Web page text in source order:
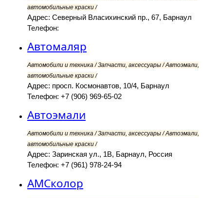
автомобильные краски /
Адрес: Северный Власихинский пр., 67, Барнаул
Телефон:
Автомаляр
Автомобили и техника / Запчасти, аксессуары / Автоэмали,
автомобильные краски /
Адрес: просп. Космонавтов, 10/4, Барнаул
Телефон: +7 (906) 969-65-02
Автоэмали
Автомобили и техника / Запчасти, аксессуары / Автоэмали,
автомобильные краски /
Адрес: Заринская ул., 1В, Барнаул, Россия
Телефон: +7 (961) 978-24-94
АМСколор